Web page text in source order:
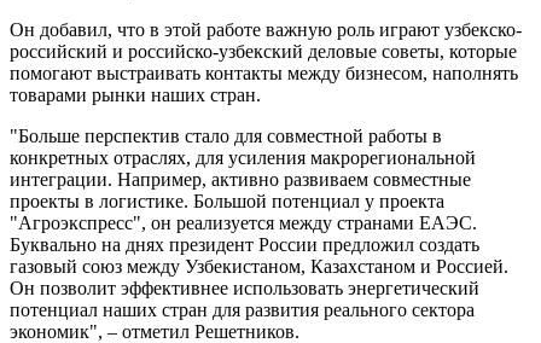
Он добавил, что в этой работе важную роль играют узбекско-
российский и российско-узбекский деловые советы, которые
помогают выстраивать контакты между бизнесом, наполнять
товарами рынки наших стран.
"Больше перспектив стало для совместной работы в
конкретных отраслях, для усиления макрорегиональной
интеграции. Например, активно развиваем совместные
проекты в логистике. Большой потенциал у проекта
"Агроэкспресс", он реализуется между странами ЕАЭС.
Буквально на днях президент России предложил создать
газовый союз между Узбекистаном, Казахстаном и Россией.
Он позволит эффективнее использовать энергетический
потенциал наших стран для развития реального сектора
экономик", – отметил Решетников.